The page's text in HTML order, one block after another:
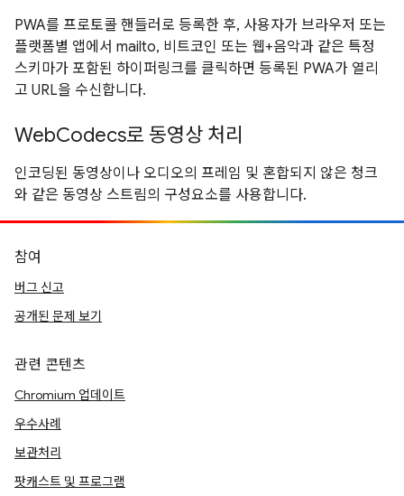
PWA를 프로토콜 핸들러로 등록한 후, 사용자가 브라우저 또는
플랫폼별 앱에서 mailto, 비트코인 또는 웹+음악과 같은 특정
스키마가 포함된 하이퍼링크를 클릭하면 등록된 PWA가 열리
고 URL을 수신합니다.
WebCodecs로 동영상 처리
인코딩된 동영상이나 오디오의 프레임 및 혼합되지 않은 청크
와 같은 동영상 스트림의 구성요소를 사용합니다.
참여
버그 신고
공개된 문제 보기
관련 콘텐츠
Chromium 업데이트
우수사례
보관처리
팟캐스트 및 프로그램